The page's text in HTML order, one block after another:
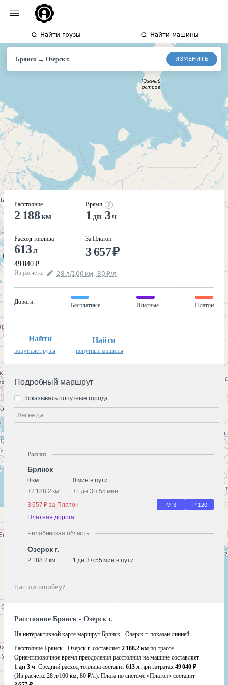
Найти грузы Найти машины
Брянск→Озерскг. ИЗМЕНИТЬ
Расстояние
2 188км
Расход топлива
613л
49 040 ₽
Время
1 дн 3ч
За Платон
3 657₽
Из расчёта: 28 л/100 км, 80 ₽/л
Дороги:
Бесплатные Платные Платон
Найти
попутные грузы
Найти
попутные машины
Подробный маршрут
Легенда
Показывать попутные города
Россия
Брянск
0 км
0 мин в пути
+2 188.2 км +1 дн 3 ч 55 мин
3 657 ₽ за Платон
М-3 Р-120
Платная дорога
Челябинская область
Озерск г.
2 188.2 км 1 дн 3 ч 55 мин в пути
Нашли ошибку?
Расстояние Брянск - Озерск г.
На интерактивной карте маршрут Брянск - Озерск г. показан линией.
Расстояние Брянск - Озерск г. составляет 2 188.2 км по трассе.
Ориентировочное время преодоления расстояния на машине составляет
1 дн 3 ч. Средний расход топлива составит 613 л при затратах 49 040 ₽
(Из расчёта: 28 л/100 км, 80 ₽/л). Плата по системе «Платон» составит